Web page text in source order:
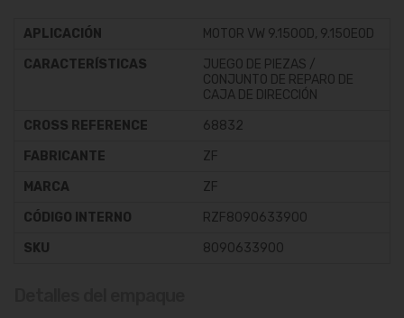
APLICACIÓN
MOTOR VW 9.150OD, 9.150EOD
CARACTERÍSTICAS
JUEGO DE PIEZAS /
CONJUNTO DE REPARO DE
CAJA DE DIRECCIÓN
CROSS REFERENCE
68832
FABRICANTE
ZF
MARCA
ZF
CÓDIGO INTERNO
RZF8090633900
SKU
8090633900